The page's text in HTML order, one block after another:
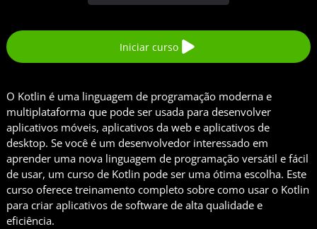
Iniciar curso
O Kotlin é uma linguagem de programação moderna e
multiplataforma que pode ser usada para desenvolver
aplicativos móveis, aplicativos da web e aplicativos de
desktop. Se você é um desenvolvedor interessado em
aprender uma nova linguagem de programação versátil e fácil
de usar, um curso de Kotlin pode ser uma ótima escolha. Este
curso oferece treinamento completo sobre como usar o Kotlin
para criar aplicativos de software de alta qualidade e
eficiência.